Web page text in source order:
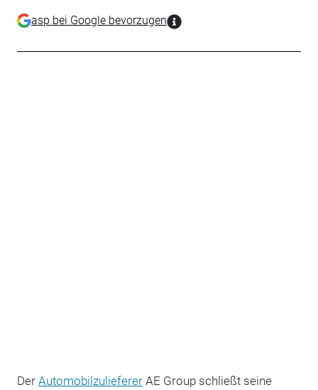
asp bei Google bevorzugen
Der AutomobilzuliefererAE Group schließt seine